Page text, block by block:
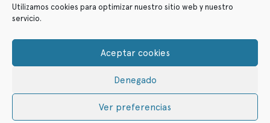
Utilizamos cookies para optimizar nuestro sitio web y nuestro
servicio.
Aceptar cookies
Denegado
Ver preferencias
Política de cookies
© ffitcoco 2021